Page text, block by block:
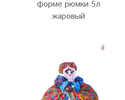
форме рюмки 5л
жаровый